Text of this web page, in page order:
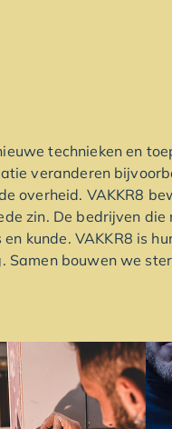
technieken en
veranderen
overheid. VAKKR8
zin. De bedrijven die
kunde. VAKKR8 is
Samen bouwen we